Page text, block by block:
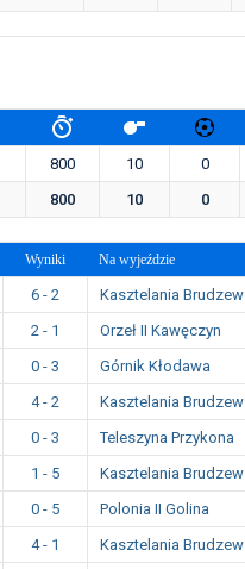
800 10 0
800 10 0
Wyniki Na wyjeździe
6 - 2 Kasztelania Brudzew
2 - 1 Orzeł II Kawęczyn
0 - 3 Górnik Kłodawa
4 - 2 Kasztelania Brudzew
0 - 3 Teleszyna Przykona
1 - 5 Kasztelania Brudzew
0 - 5 Polonia II Golina
4 - 1 Kasztelania Brudzew